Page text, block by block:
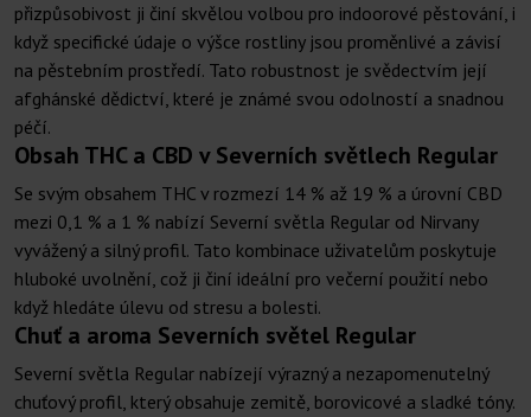
přizpůsobivost ji činí skvělou volbou pro indoorové pěstování, i
když specifické údaje o výšce rostliny jsou proměnlivé a závisí
na pěstebním prostředí. Tato robustnost je svědectvím její
afghánské dědictví, které je známé svou odolností a snadnou
péčí.
Obsah THC a CBD v Severních světlech Regular
Se svým obsahem THC v rozmezí 14 % až 19 % a úrovní CBD
mezi 0,1 % a 1 % nabízí Severní světla Regular od Nirvany
vyvážený a silný profil. Tato kombinace uživatelům poskytuje
hluboké uvolnění, což ji činí ideální pro večerní použití nebo
když hledáte úlevu od stresu a bolesti.
Chuť a aroma Severních světel Regular
Severní světla Regular nabízejí výrazný a nezapomenutelný
chuťový profil, který obsahuje zemitě, borovicové a sladké tóny.